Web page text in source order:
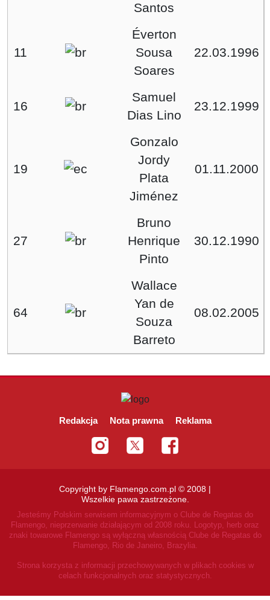
Santos
11
Éverton
Sousa
Soares
22.03.1996
16
Samuel
Dias Lino
23.12.1999
19
Gonzalo
Jordy
Plata
Jiménez
01.11.2000
27
Bruno
Henrique
Pinto
30.12.1990
64
Wallace
Yan de
Souza
Barreto
08.02.2005
Redakcja Nota prawna Reklama
Copyright by Flamengo.com.pl © 2008 |
Wszelkie pawa zastrzeżone.
Jesteśmy Polskim serwisem informacyjnym o Clube de Regatas do
Flamengo, nieprzerwanie działającym od 2008 roku.
Logotyp, herb oraz
znaki towarowe Flamengo są wyłączną własnością Clube de Regatas do
Flamengo, Rio de Janeiro, Brazylia.
Strona korzysta z informacji przechowywanych w plikach cookies w
celach funkcjonalnych oraz statystycznych.